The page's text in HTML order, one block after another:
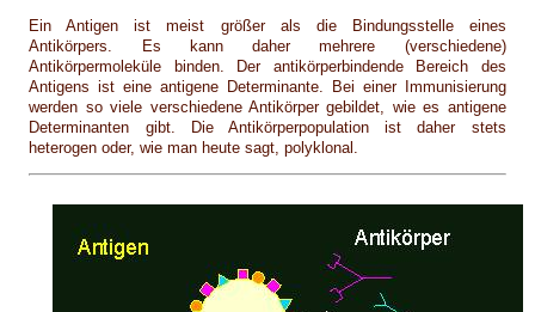
Ein Antigen ist meist größer als die Bindungsstelle eines
Antikörpers. Es kann daher mehrere (verschiedene)
Antikörpermoleküle binden. Der antikörperbindende Bereich des
Antigens ist eine antigene Determinante. Bei einer Immunisierung
werden so viele verschiedene Antikörper gebildet, wie es antigene
Determinanten gibt. Die Antikörperpopulation ist daher stets
heterogen oder, wie man heute sagt, polyklonal.